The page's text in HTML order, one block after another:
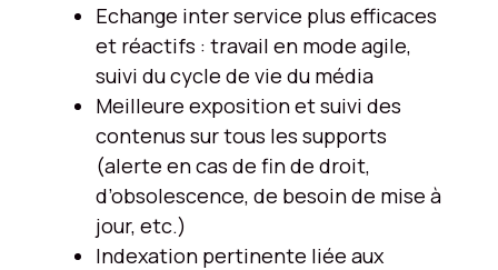
Echange inter service plus efficaces
et réactifs : travail en mode agile,
suivi du cycle de vie du média
Meilleure exposition et suivi des
contenus sur tous les supports
(alerte en cas de fin de droit,
d’obsolescence, de besoin de mise à
jour, etc.)
Indexation pertinente liée aux